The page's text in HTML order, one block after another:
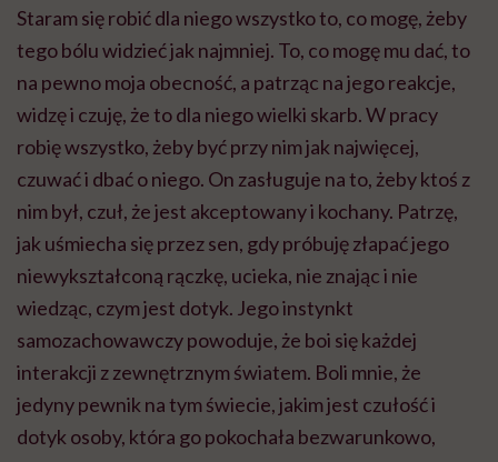
Staram się robić dla niego wszystko to, co mogę, żeby
tego bólu widzieć jak najmniej. To, co mogę mu dać, to
na pewno moja obecność, a patrząc na jego reakcje,
widzę i czuję, że to dla niego wielki skarb. W pracy
robię wszystko, żeby być przy nim jak najwięcej,
czuwać i dbać o niego. On zasługuje na to, żeby ktoś z
nim był, czuł, że jest akceptowany i kochany. Patrzę,
jak uśmiecha się przez sen, gdy próbuję złapać jego
niewykształconą rączkę, ucieka, nie znając i nie
wiedząc, czym jest dotyk. Jego instynkt
samozachowawczy powoduje, że boi się każdej
interakcji z zewnętrznym światem. Boli mnie, że
jedyny pewnik na tym świecie, jakim jest czułość i
dotyk osoby, która go pokochała bezwarunkowo,